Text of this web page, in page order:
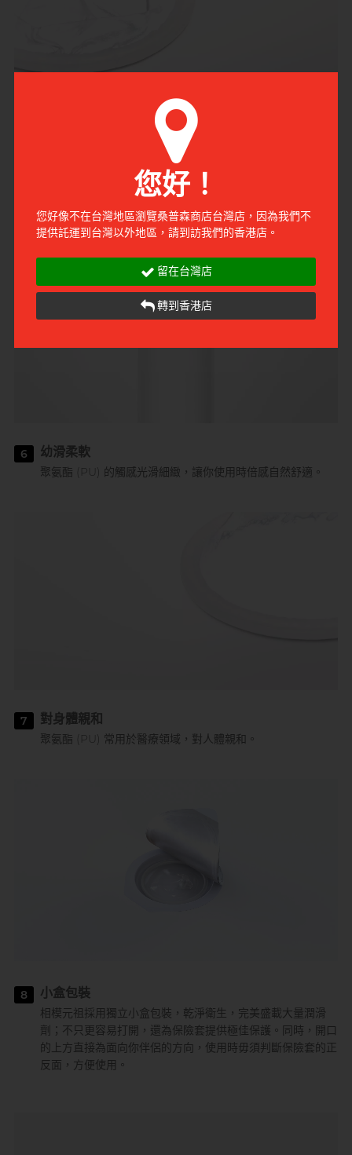
乳膠有可能會引起刺激，所以由親膚聚氨酯 (PU) 物料製成的
6 幼滑柔軟
聚氨酯 (PU) 的觸感光滑細緻，讓你使用時倍感自然舒適。
7 對身體親和
聚氨酯 (PU) 常用於醫療領域，對人體親和。
8 小盒包裝
相模元祖採用獨立小盒包裝，乾淨衛生，完美盛載大量潤滑
劑；不只更容易打開，還為保險套提供極佳保護。同時，開口
的上方直接為面向你伴侶的方向，使用時毋須判斷保險套的正
反面，方便使用。
您好！
您好像不在台灣地區瀏覽桑普森商店台灣店，因為我們不
提供託運到台灣以外地區，請到訪我們的香港店。
留在台灣店
轉到香港店